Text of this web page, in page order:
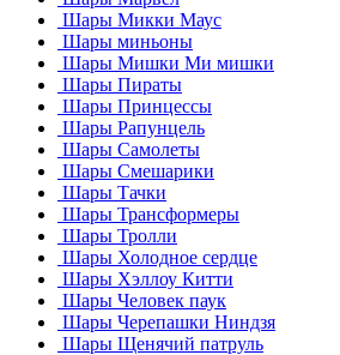
Шары Микки Маус
Шары миньоны
Шары Мишки Ми мишки
Шары Пираты
Шары Принцессы
Шары Рапунцель
Шары Самолеты
Шары Смешарики
Шары Тачки
Шары Трансформеры
Шары Тролли
Шары Холодное сердце
Шары Хэллоу Китти
Шары Человек паук
Шары Черепашки Ниндзя
Шары Щенячий патруль